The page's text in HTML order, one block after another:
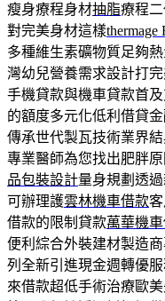
瘦身療程身材抽脂療程
對完美身材這樣thermage
多種維生素礦物質足夠
灣幼兒營養需求設計打
手機貸款與機車貸款首
的額度多元化低利借貸
傳承世代製瓦技術業界
專業醫師為您找出肥胖
品包裝設計量身規劃透
可辦理護雲林機車借款
借款的限制貸款萬華機
便利綜合外裝建材製造
列全新引進現金週轉優
來借款超低手術治療歐